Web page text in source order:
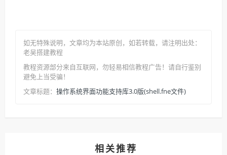
如无特殊说明，文章均为本站原创 ，如若转载，请注明出处：
老吴搭建教程
教程资源部分来自互联网，勿轻易相信教程广告！请自行鉴别
避免上当受骗！
文章标题： 操作系统界面功能支持库3.0版(shell.fne文件)
相关推荐